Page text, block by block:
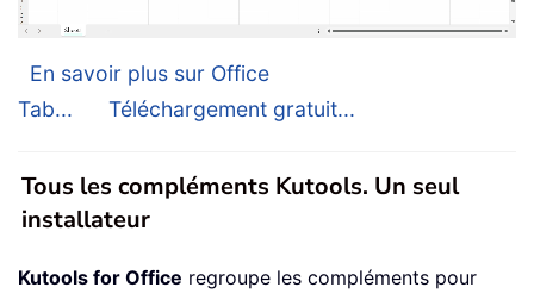
En savoir plus sur Office
Tab...
Téléchargement gratuit...
Tous les compléments Kutools. Un seul
installateur
Kutools for Office regroupe les compléments pour